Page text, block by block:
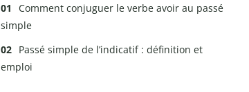
Comment conjuguer le verbe avoir au passé
simple
Passé simple de l’indicatif : définition et
emploi